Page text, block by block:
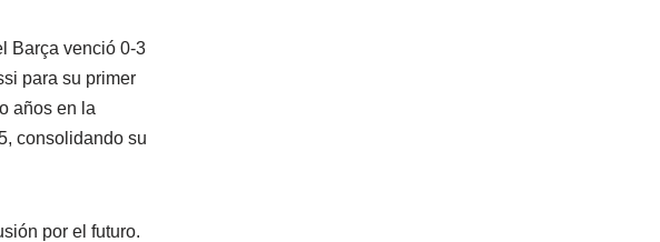
Barça venció 0-3
para su primer
años en la
consolidando su
por el futuro.